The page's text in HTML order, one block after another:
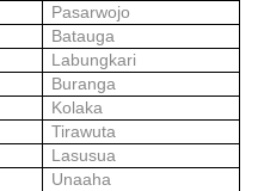
Pasarwojo
Batauga
Labungkari
Buranga
Kolaka
Tirawuta
Lasusua
Unaaha